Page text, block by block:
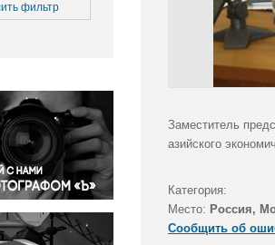
среда
и конфликты
жизнь
фильтр
Заместитель
азийского
Категория:
Место: Россия,
Сообщить об